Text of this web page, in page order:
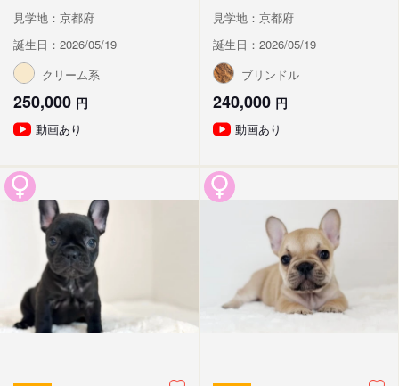
見学地：京都府
誕生日：2026/05/19
クリーム系
250,000 円
動画あり
見学地：京都府
誕生日：2026/05/19
ブリンドル
240,000 円
動画あり